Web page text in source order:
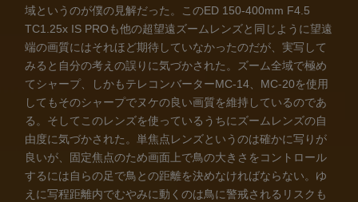
域というのが僕の見解だった。このED 150-400mm F4.5
TC1.25x IS PROも他の超望遠ズームレンズと同じように望遠
端の画質にはそれほど期待していなかったのだが、実写して
みると自分の考えの誤りに気づかされた。ズーム全域で極め
てシャープ、しかもテレコンバーターMC-14、MC-20を使用
してもそのシャープでヌケの良い画質を維持しているのであ
る。そしてこのレンズを使っているうちにズームレンズの自
由度に気づかされた。単焦点レンズというのは確かに写りが
良いが、固定焦点のため画面上で鳥の大きさをコントロール
するには自らの足で鳥との距離を決めなければならない。ゆ
えに写程距離内でむやみに動くのは鳥に警戒されるリスクも